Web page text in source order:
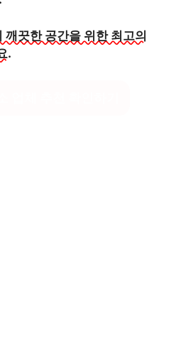
깨끗한 공간을 위한 최고의
.